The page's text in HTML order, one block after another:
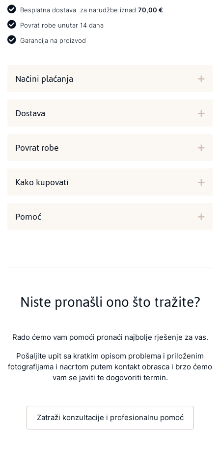
Besplatna dostava za narudžbe iznad 70,00 €
Povrat robe unutar 14 dana
Garancija na proizvod
Načini plaćanja
Dostava
Povrat robe
Kako kupovati
Pomoć
Niste pronašli ono što tražite?
Rado ćemo vam pomoći pronaći najbolje rješenje za vas.
Pošaljite upit sa kratkim opisom problema i priloženim
fotografijama i nacrtom putem kontakt obrasca i brzo ćemo
vam se javiti te dogovoriti termin.
Zatraži konzultacije i profesionalnu pomoć